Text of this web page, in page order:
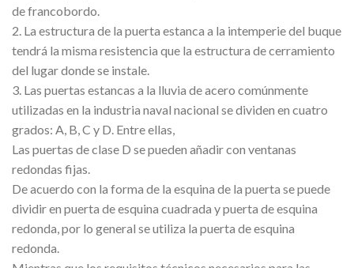
de francobordo.
2. La estructura de la puerta estanca a la intemperie del buque
tendrá la misma resistencia que la estructura de cerramiento
del lugar donde se instale.
3. Las puertas estancas a la lluvia de acero comúnmente
utilizadas en la industria naval nacional se dividen en cuatro
grados: A, B, C y D. Entre ellas,
Las puertas de clase D se pueden añadir con ventanas
redondas fijas.
De acuerdo con la forma de la esquina de la puerta se puede
dividir en puerta de esquina cuadrada y puerta de esquina
redonda, por lo general se utiliza la puerta de esquina
redonda.